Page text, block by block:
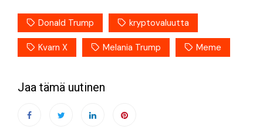
Donald Trump kryptovaluutta
Kvarn X Melania Trump Meme
Jaa tämä uutinen